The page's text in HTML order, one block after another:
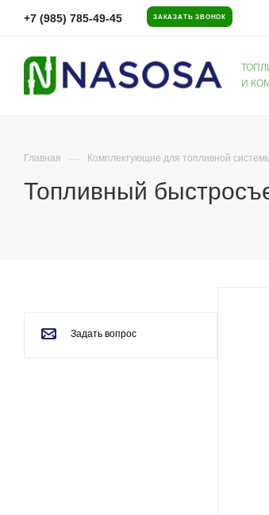
+7 (985) 785-49-45 ЗАКАЗАТЬ ЗВОНОК
И
Главная — Комплектующие для топливной
Топливный
Задать вопрос